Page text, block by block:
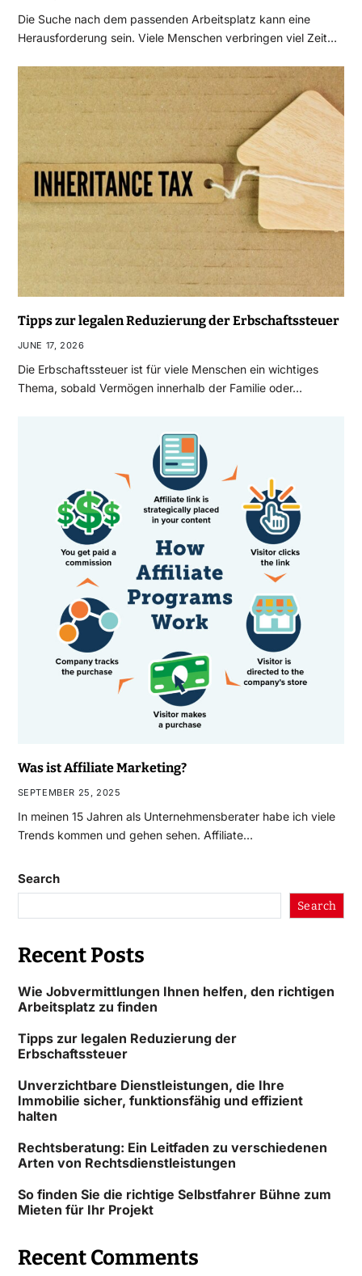
Die Suche nach dem passenden Arbeitsplatz kann eine
Herausforderung sein. Viele Menschen verbringen viel Zeit…
Tipps zur legalen Reduzierung der Erbschaftssteuer
JUNE 17, 2026
Die Erbschaftssteuer ist für viele Menschen ein wichtiges
Thema, sobald Vermögen innerhalb der Familie oder…
Was ist Affiliate Marketing?
SEPTEMBER 25, 2025
In meinen 15 Jahren als Unternehmensberater habe ich viele
Trends kommen und gehen sehen. Affiliate…
Search
Search
Recent Posts
Wie Jobvermittlungen Ihnen helfen, den richtigen
Arbeitsplatz zu finden
Tipps zur legalen Reduzierung der
Erbschaftssteuer
Unverzichtbare Dienstleistungen, die Ihre
Immobilie sicher, funktionsfähig und effizient
halten
Rechtsberatung: Ein Leitfaden zu verschiedenen
Arten von Rechtsdienstleistungen
So finden Sie die richtige Selbstfahrer Bühne zum
Mieten für Ihr Projekt
Recent Comments